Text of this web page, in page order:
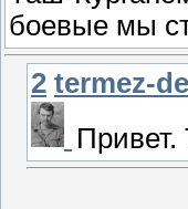
боевые мы
2 termez-
Привет.